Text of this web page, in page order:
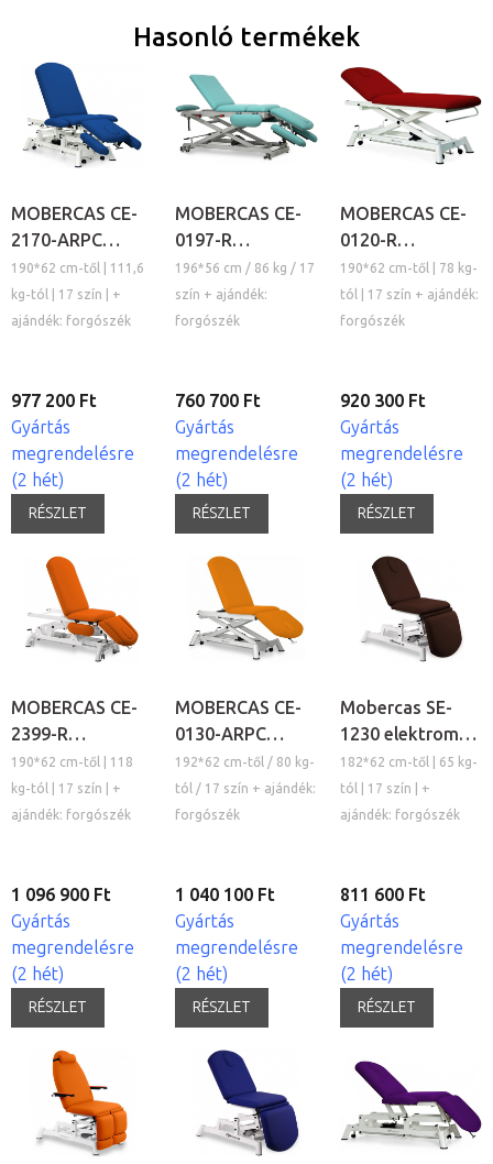
Hasonló termékek
MOBERCAS CE-
2170-ARPC
elektromos
kezelőágy
190*62 cm-től | 111,6
kg-tól | 17 szín | +
ajándék: forgószék
977 200 Ft
Gyártás
megrendelésre
(2 hét)
RÉSZLET
MOBERCAS CE-
0197-R
elektromos
kezelőágy
196*56 cm / 86 kg / 17
szín + ajándék:
forgószék
760 700 Ft
Gyártás
megrendelésre
(2 hét)
RÉSZLET
MOBERCAS CE-
0120-R
elektromos
kezelőágy
190*62 cm-től | 78 kg-
tól | 17 szín + ajándék:
forgószék
920 300 Ft
Gyártás
megrendelésre
(2 hét)
RÉSZLET
MOBERCAS CE-
2399-R
elektromos
kezelőágy
190*62 cm-től | 118
kg-tól | 17 szín | +
ajándék: forgószék
1 096 900 Ft
Gyártás
megrendelésre
(2 hét)
RÉSZLET
MOBERCAS CE-
0130-ARPC
elektromos
kezelőágy
192*62 cm-től / 80 kg-
tól / 17 szín + ajándék:
forgószék
1 040 100 Ft
Gyártás
megrendelésre
(2 hét)
RÉSZLET
Mobercas SE-
1230 elektromos
kezelőágy
182*62 cm-től | 65 kg-
tól | 17 szín | +
ajándék: forgószék
811 600 Ft
Gyártás
megrendelésre
(2 hét)
RÉSZLET